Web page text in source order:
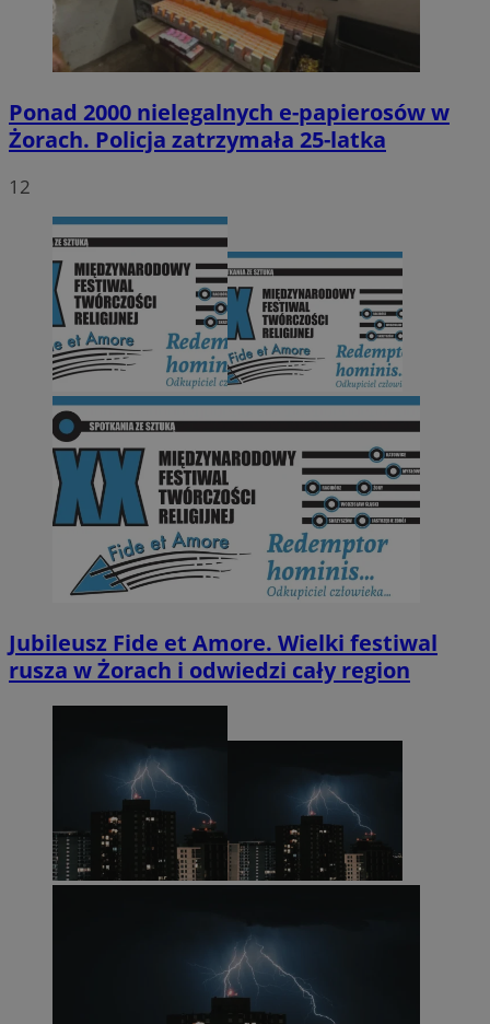
Ponad 2000 nielegalnych e-papierosów w
Żorach. Policja zatrzymała 25-latka
12
Jubileusz Fide et Amore. Wielki festiwal
rusza w Żorach i odwiedzi cały region